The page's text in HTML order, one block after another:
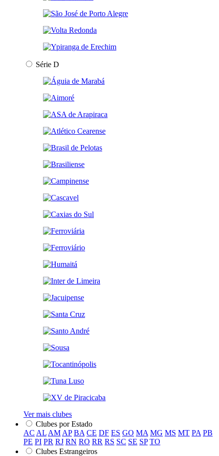
Série D
Ver mais clubes
Clubes por Estado
AC AL AM AP BA CE DF ES GO MA MG MS MT PA PB
PE PI PR RJ RN RO RR RS SC SE SP TO
Clubes Estrangeiros